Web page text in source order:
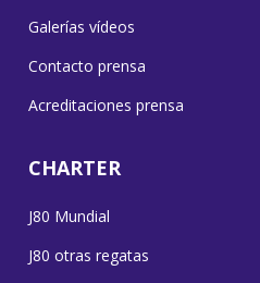
Galerías vídeos
Contacto prensa
Acreditaciones prensa
CHARTER
J80 Mundial
J80 otras regatas